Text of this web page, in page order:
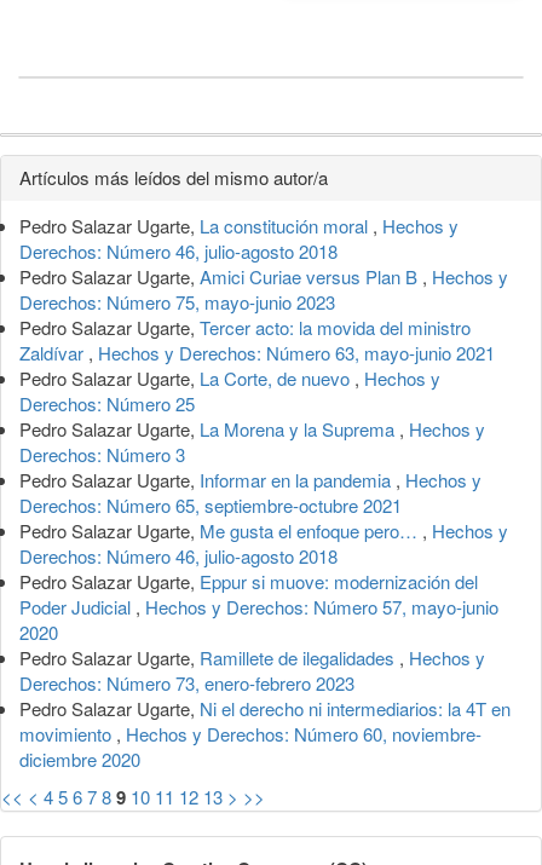
Detalles
del
artículo
Artículos más leídos del mismo autor/a
Pedro Salazar Ugarte, La constitución moral , Hechos y
Derechos: Número 46, julio-agosto 2018
Pedro Salazar Ugarte, Amici Curiae versus Plan B , Hechos y
Derechos: Número 75, mayo-junio 2023
Pedro Salazar Ugarte, Tercer acto: la movida del ministro
Zaldívar , Hechos y Derechos: Número 63, mayo-junio 2021
Pedro Salazar Ugarte, La Corte, de nuevo , Hechos y
Derechos: Número 25
Pedro Salazar Ugarte, La Morena y la Suprema , Hechos y
Derechos: Número 3
Pedro Salazar Ugarte, Informar en la pandemia , Hechos y
Derechos: Número 65, septiembre-octubre 2021
Pedro Salazar Ugarte, Me gusta el enfoque pero… , Hechos y
Derechos: Número 46, julio-agosto 2018
Pedro Salazar Ugarte, Eppur si muove: modernización del
Poder Judicial , Hechos y Derechos: Número 57, mayo-junio
2020
Pedro Salazar Ugarte, Ramillete de ilegalidades , Hechos y
Derechos: Número 73, enero-febrero 2023
Pedro Salazar Ugarte, Ni el derecho ni intermediarios: la 4T en
movimiento , Hechos y Derechos: Número 60, noviembre-
diciembre 2020
<< < 456789 10 11 12 13 > >>